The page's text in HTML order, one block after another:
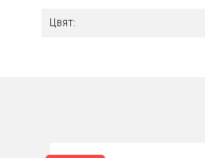
Цвят: